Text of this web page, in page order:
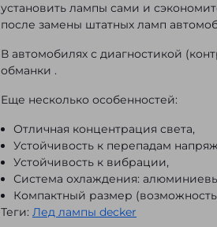
установить лампы сами и
после замены штатных ламп
В автомобилях с диагностикой
обманки .
Еще несколько особенностей:
Отличная концентрация света,
Устойчивость к перепадам
Устойчивость к вибрации,
Система охлаждения:
Компактный размер
Теги: Лед лампы decker